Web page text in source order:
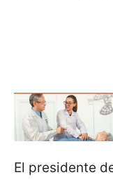
El presidente